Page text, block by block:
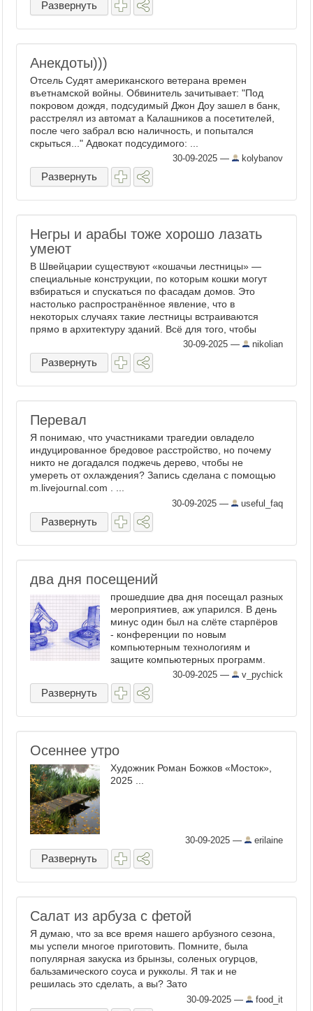
вы спросите, что такое айвар , то
Развернуть
Анекдоты)))
Отсель Судят американского ветерана времен
въетнамской войны. Обвинитель зачитывает: "Под
покровом дождя, подсудимый Джон Доу зашел в банк,
расстрелял из автомат а Калашников а посетителей,
после чего забрал всю наличность, и попытался
скрыться..." Адвокат подсудимого: ...
30-09-2025 — kolybanov
Развернуть
Негры и арабы тоже хорошо лазать
умеют
В Швейцарии существуют «кошачьи лестницы» —
специальные конструкции, по которым кошки могут
взбираться и спускаться по фасадам домов. Это
настолько распространённое явление, что в
некоторых случаях такие лестницы встраиваются
прямо в архитектуру зданий. Всё для того, чтобы
30-09-2025 — nikolian
Развернуть
Перевал
Я понимаю, что участниками трагедии овладело
индуцированное бредовое расстройство, но почему
никто не догадался поджечь дерево, чтобы не
умереть от охлаждения? Запись сделана с помощью
m.livejournal.com . ...
30-09-2025 — useful_faq
Развернуть
два дня посещений
прошедшие два дня посещал разных
мероприятиев, аж упарился. В день
минус один был на слёте старпёров
- конференции по новым
компьютерным технологиям и
защите компьютерных программ.
Средний возраст учаснегов могу
определить как 40++. Впрочем, какие
технологии, такие и учаснеги. На дне
30-09-2025 — v_pychick
Развернуть
Осеннее утро
Художник Роман Божков «Мосток»,
2025 ...
30-09-2025 — erilaine
Развернуть
Салат из арбуза с фетой
Я думаю, что за все время нашего арбузного сезона,
мы успели многое приготовить. Помните, была
популярная закуска из брынзы, соленых огурцов,
бальзамического соуса и рукколы. Я так и не
решилась это сделать, а вы? Зато
30-09-2025 — food_it